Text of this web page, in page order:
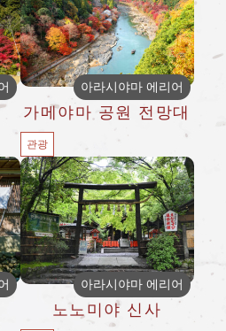
아라시야마 에리어
가메야마 공원 전망대
관광
아라시야마 에리어
노노미야 신사